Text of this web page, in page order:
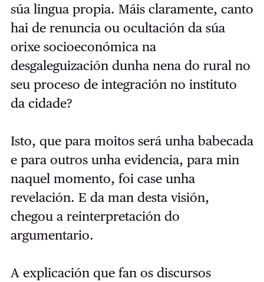
súa lingua propia. Máis claramente, canto
hai de renuncia ou ocultación da súa
orixe socioeconómica na
desgaleguización dunha nena do rural no
seu proceso de integración no instituto
da cidade?
Isto, que para moitos será unha babecada
e para outros unha evidencia, para min
naquel momento, foi case unha
revelación. E da man desta visión,
chegou a reinterpretación do
argumentario.
A explicación que fan os discursos